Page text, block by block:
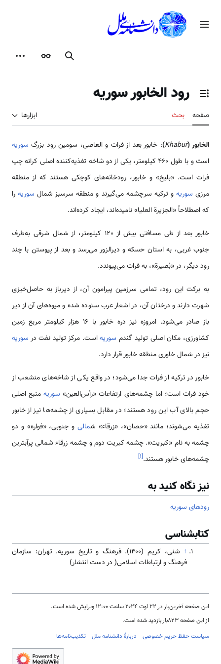
محتوامنوی اصلی
جستجوظاهر
تغییر وضعیت فهرست محتویات
رود الخابور سوریه
صفحه بحث ابزارها
الخابور (Khabur
): خابور بعد از فرات و العاصی، سومین رود بزرگ سوریه
است و با ‌طول ۴۶۰ کیلومتر، یکی از دو شاخه­ تغذیه‌کننده اصلی کرانه چپ
فرات است. «بلیخ» و خابور، رودخانه‌های کوچکی هستند که از منطقه
مرزی سوریه و ترکیه سرچشمه می‌گیرند و منطقه سرسبز شمال سوریهرا
که اصطلاحاً «الجزیرة العلیا» نامیده‌اند، ایجاد کرده‌اند.
خابور بعد از طی مسافتی بیش از 120 کیلومتر، از شمال شرقی به‌طرف
جنوب غربی، به استان­ حسکه و دیرالزور می‌رسد و بعد از پیوستن با چند
رود دیگر، در «بُصیرة»، به فرات می‌پیوندد.
به برکت این رود، تمامی سرزمین پیرامون آن، از دیرباز به حاصل‌خیزی
شهرت دارند و درختان آن، در اشعار عرب ستوده شده و میوه‌های آن از دیر
باز صادر می‌شود. امروزه نیز دره خابور با ۱۶ هزار کیلومتر مربع زمین
کشاورزی، مکان اصلی تولید گندم سوریهاست. مرکز تولید نفت در سوریه
نیز در شمال خاوری منطقه خابور قرار دارد.
خابور در ترکیه از فرات جدا می‌شود؛ در واقع یکی از شاخه‌های منشعب از
خود فرات است؛ اما چشمه‌های ارتفاعات «رأس‌العین» سوریهمنبع اصلی
حجم بالای آب این رود هستند؛ در مقابل بسیاری از چشمه‌ها نیز از خابور
تغذیه می‌شوند؛ مانند «حصان»، «زرقاء» شمالی و جنوبی، «فواره» و دو
چشمه به نام «کبریت». چشمه کبریت دوم و چشمه زرقاء شمالی پرآب­ترین
چشمه‌های خابور هستند.[۱]
نیز نگاه کنید به
رودهای سوریه
کتابشناسی
↑
شنی، کریم (۱۴۰۰). فرهنگ و تاریخ سوریه. تهران: سازمان
فرهنگ و ارتباطات اسلامی( در دست انتشار)
این صفحه آخرین‌بار در ‏۲۲ اوت ۲۰۲۴ ساعت ‏۱۲:۰۰ ویرایش شده است.
از این صفحه ۸۲۳بار بازدید شده است.
سیاست حفظ حریم خصوصی
دربارهٔ دانشنامه ملل تکذیب‌نامه‌ها